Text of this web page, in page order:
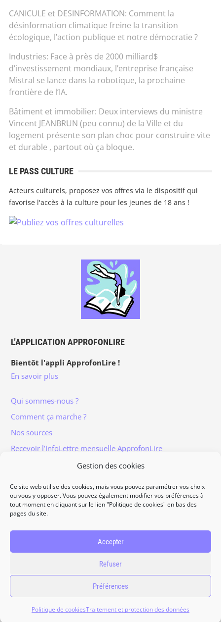
Gestion des cookies
Ce site web utilise des cookies, mais vous pouvez paramétrer vos choix
ou vous y opposer. Vous pouvez également modifier vos préférences à
tout moment en cliquant sur le lien "Politique de cookies" en bas des
pages du site.
Accepter
Refuser
Préférences
Politique de cookiesTraitement et protection des données
CANICULE et DESINFORMATION: Comment la
désinformation climatique freine la transition
écologique, l’action publique et notre démocratie ?
Industries: Face à près de 2000 milliard$
d’investissement mondiaux, l’entreprise française
Mistral se lance dans la robotique, la prochaine
frontière de l’IA.
Bâtiment et immobilier: Deux interviews du ministre
Vincent JEANBRUN (peu connu) de la Ville et du
logement présente son plan choc pour construire vite
et durable , partout où ça bloque.
LE PASS CULTURE
Acteurs culturels, proposez vos offres via le dispositif qui
favorise l'accès à la culture pour les jeunes de 18 ans !
L’APPLICATION APPROFONLIRE
Bientôt l'appli ApprofonLire !
En savoir plus
Qui sommes-nous ?
Comment ça marche ?
Nos sources
Recevoir l’InfoLettre mensuelle ApprofonLire
Informations légales
Accès à vos données personnelles
Politique de cookies
2026ApprofonLire, tous droits réservés.